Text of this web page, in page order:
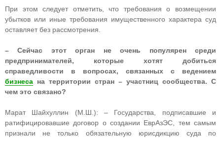
При этом следует отметить, что требования о возмещении
убытков или иные требования имущественного характера суд
оставляет без рассмотрения.
– Сейчас этот орган не очень популярен среди
предпринимателей, которые хотят добиться
справедливости в вопросах, связанных с ведением
бизнеса на территории стран – участниц сообщества. С
чем это связано?
Марат Шайхуллин (М.Ш.): – Государства, подписавшие и
ратифицировавшие договор о создании ЕврАзЭС, тем самым
признали не только обязательную юрисдикцию суда по